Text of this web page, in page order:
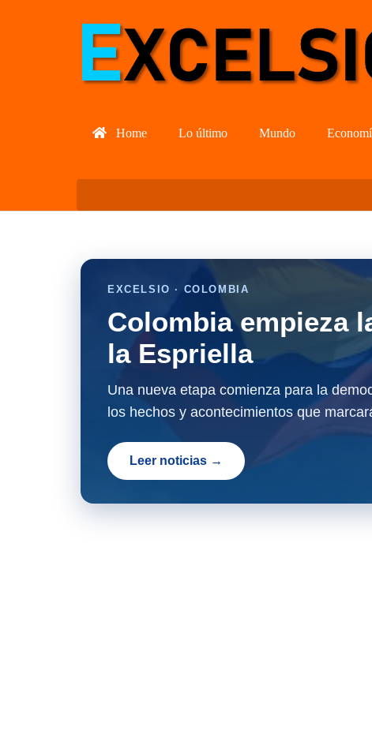
Home Lo último Mundo
EXCELSIO · COLOMBIA
Colombia empieza
la Espriella
Una nueva etapa comienza para la
los hechos y acontecimientos que
Leer noticias →